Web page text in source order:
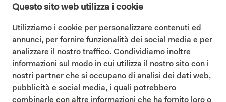
Questo sito web utilizza i cookie
Utilizziamo i cookie per personalizzare contenuti ed
annunci, per fornire funzionalità dei social media e per
analizzare il nostro traffico. Condividiamo inoltre
informazioni sul modo in cui utilizza il nostro sito con i
nostri partner che si occupano di analisi dei dati web,
pubblicità e social media, i quali potrebbero
Doy mi consentimiento a la Política de Privacidad (
Lea nuestra Política de Privacidad)